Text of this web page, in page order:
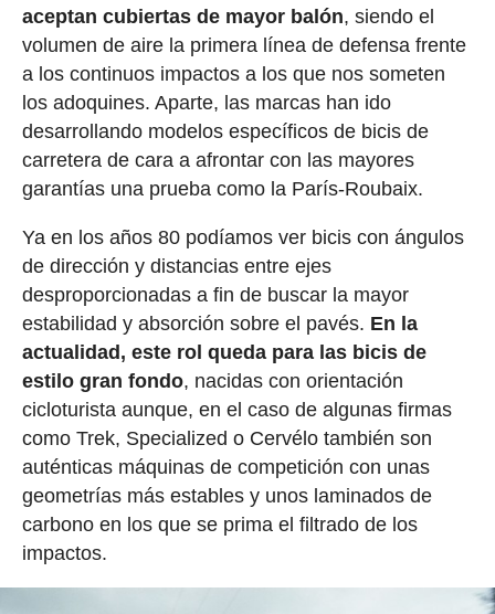
aceptan cubiertas de mayor balón, siendo el
volumen de aire la primera línea de defensa frente
a los continuos impactos a los que nos someten
los adoquines. Aparte, las marcas han ido
desarrollando modelos específicos de bicis de
carretera de cara a afrontar con las mayores
garantías una prueba como la París-Roubaix.
Ya en los años 80 podíamos ver bicis con ángulos
de dirección y distancias entre ejes
desproporcionadas a fin de buscar la mayor
estabilidad y absorción sobre el pavés. En la
actualidad, este rol queda para las bicis de
estilo gran fondo, nacidas con orientación
cicloturista aunque, en el caso de algunas firmas
como Trek, Specialized o Cervélo también son
auténticas máquinas de competición con unas
geometrías más estables y unos laminados de
carbono en los que se prima el filtrado de los
impactos.